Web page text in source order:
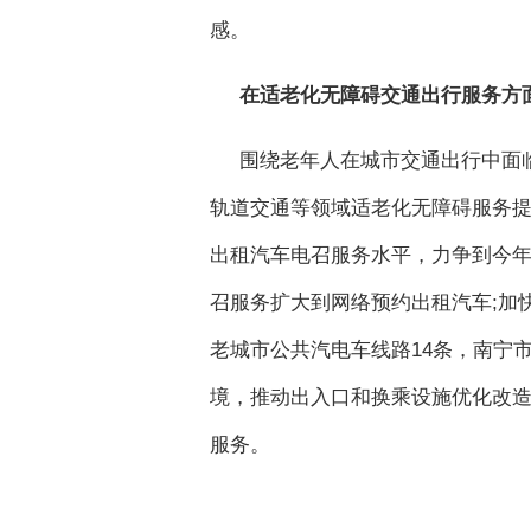
感。
在适老化无障碍交通出行服务方
围绕老年人在城市交通出行中
轨道交通等领域适老化无障碍服务
出租汽车电召服务水平，力争到今
召服务扩大到网络预约出租汽车;加
老城市公共汽电车线路14条，南宁
境，推动出入口和换乘设施优化改
服务。